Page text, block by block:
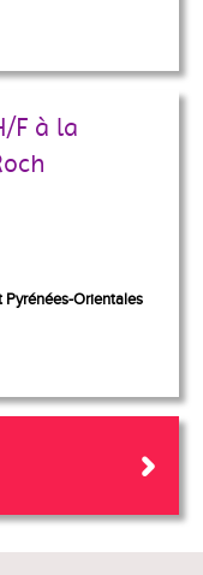
F à la
Pyrénées-Orientales